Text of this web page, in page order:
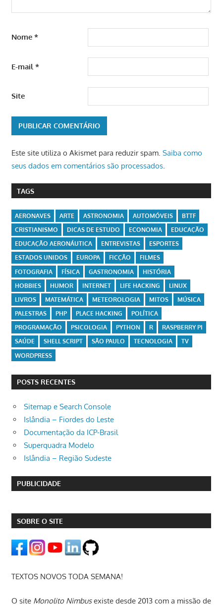
Nome *
E-mail *
Site
Este site utiliza o Akismet para reduzir spam. Saiba como
seus dados em comentários são processados.
TAGS
AERONAVES ARTE ASTRONOMIA AUTOMÓVEIS
BTTF
CRISTIANISMO
DICAS DE ESTUDO ECONOMIA
EDUCAÇÃO
EDUCAÇÃO AERONÁUTICA
ENTREVISTAS
ESPORTES
ESTADOS UNIDOS
EUROPA FICÇÃO
FILMES
FOTOGRAFIA
FÍSICA GASTRONOMIA
HISTÓRIA
HOBBIES
HUMOR INTERNET LIFE HACKING
LINUX
LIVROS
MATEMÁTICA METEOROLOGIA MITOS
MÚSICA
PALESTRAS
PHP PLACE HACKING
POLÍTICA
PROGRAMAÇÃO
PSICOLOGIA PYTHON R
RASPBERRY PI
SAÚDE
SHELL SCRIPT SÃO PAULO TECNOLOGIA
TV
WORDPRESS
POSTS RECENTES
Sitemap e Search Console
Islândia – Fiordes do Leste
Documentação da ICP-Brasil
Superquadra Modelo
Islândia – Região Sudeste
PUBLICIDADE
SOBRE O SITE
TEXTOS NOVOS TODA SEMANA!
O site Monolito Nimbusexiste desde 2013 com a missão de